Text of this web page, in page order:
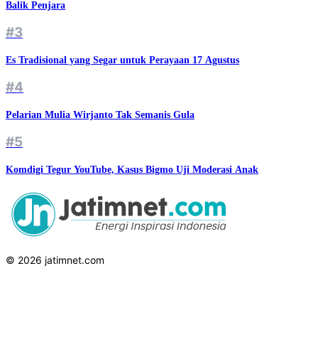
Balik Penjara
#3
Es Tradisional yang Segar untuk Perayaan 17 Agustus
#4
Pelarian Mulia Wirjanto Tak Semanis Gula
#5
Komdigi Tegur YouTube, Kasus Bigmo Uji Moderasi Anak
© 2026 jatimnet.com